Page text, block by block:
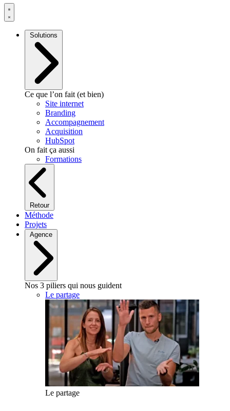
Solutions
Ce que l’on fait (et bien)
Site internet
Branding
Accompagnement
Acquisition
HubSpot
On fait ça aussi
Formations
Retour
Méthode
Projets
Agence
Nos 3 piliers qui nous guident
Le partage
Le partage